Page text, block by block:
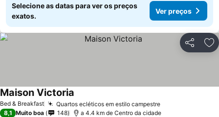
Selecione as datas para ver os preços
exatos.
Ver preços
Partilhar
Bed & Breakfast Quartos ecléticos em estilo campestreVer preços
Maison Victoria
8,1 Muito boa 148 a 4.4 km de Centro da cidade